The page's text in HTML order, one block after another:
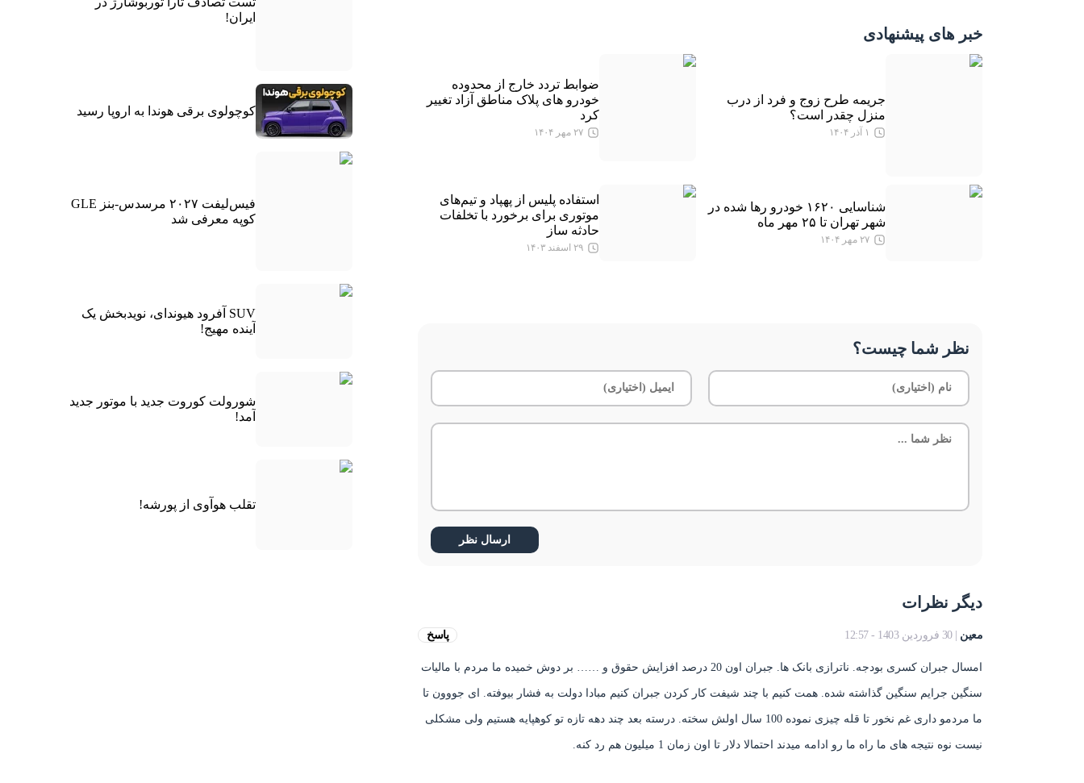
خبر های پیشنهادی
جریمه طرح زوج و فرد از درب
منزل چقدر است؟
۱ آذر ۱۴۰۴
ضوابط تردد خارج از محدوده
خودرو های پلاک مناطق آزاد تغییر
کرد
۲۷ مهر ۱۴۰۴
شناسایی ۱۶۲۰ خودرو رها شده در
شهر تهران تا ۲۵ مهر ماه
۲۷ مهر ۱۴۰۴
استفاده پلیس از پهپاد و تیم‌های
موتوری برای برخورد با تخلفات
حادثه ساز
۲۹ اسفند ۱۴۰۳
نظر شما چیست؟
دیگر نظرات
معین | 30 فروردین 1403 - 12:57
امسال جبران کسری بودجه. ناترازی بانک ها. جبران اون 20 درصد افزایش حقوق و …… بر دوش خمیده ما مردم با مالیات
سنگین جرایم سنگین گذاشته شده. همت کنیم با چند شیفت کار کردن جبران کنیم مبادا دولت به فشار بیوفته. ای جووون تا
ما مردمو داری غم نخور تا قله چیزی نموده 100 سال اولش سخته. درسته بعد چند دهه تازه تو کوهپایه هستیم ولی مشکلی
نیست نوه نتیجه های ما راه ما رو ادامه میدند احتمالا دلار تا اون زمان 1 میلیون هم رد کنه.
پاسخ
ایران!
کوچولوی برقی هوندا به اروپا رسید
فیس‌لیفت ۲۰۲۷ مرسدس-بنز GLE
کوپه معرفی شد
SUV آفرود هیوندای، نویدبخش یک
آینده مهیج!
شورولت کوروت جدید با موتور جدید
آمد!
تقلب هوآوی از پورشه!